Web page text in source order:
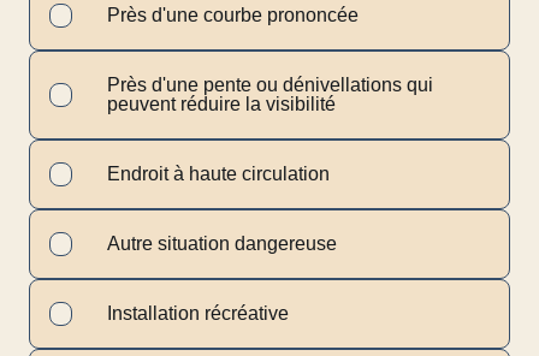
Près d'une courbe prononcée
Près d'une pente ou dénivellations qui
peuvent réduire la visibilité
Endroit à haute circulation
Autre situation dangereuse
Installation récréative